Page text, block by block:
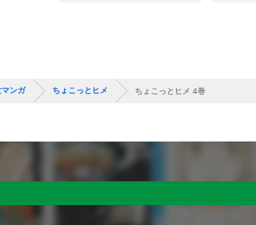
マンガ ちょこっとヒメ ちょこっとヒメ 4巻